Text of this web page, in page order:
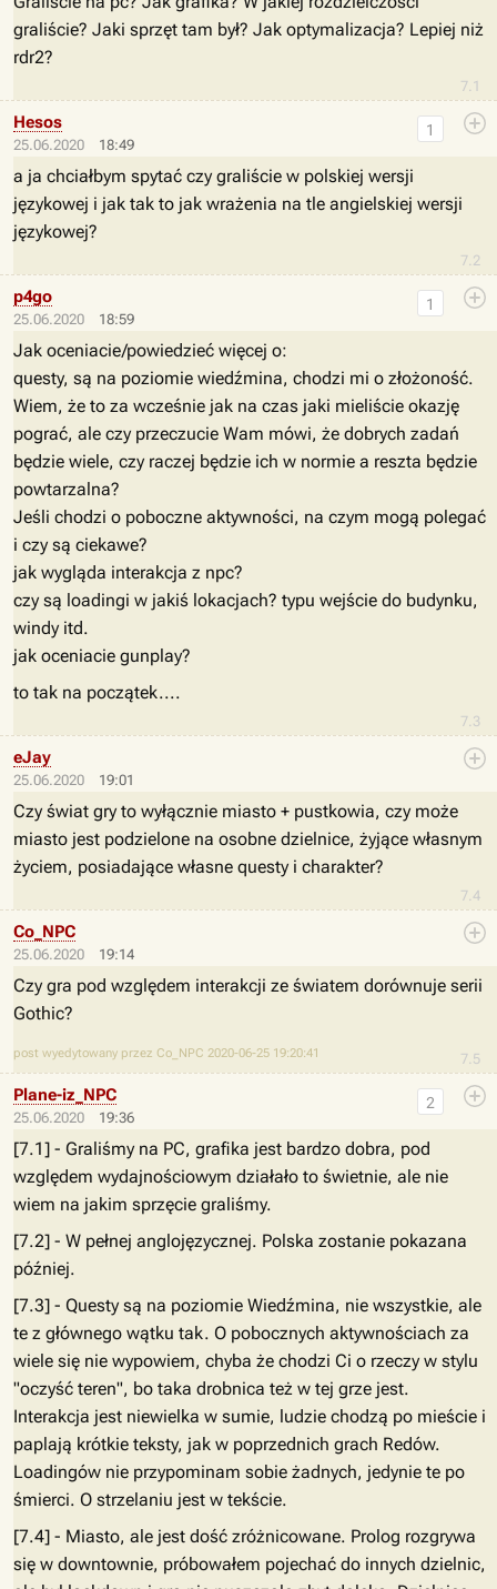
7.1
graliście? Jaki sprzęt tam był? Jak optymalizacja? Lepiej niż
rdr2?
25.06.2020 18:49
7.2
1
Hesos
a ja chciałbym spytać czy graliście w polskiej wersji
językowej i jak tak to jak wrażenia na tle angielskiej wersji
językowej?
25.06.2020 18:59
7.3
1
p4go
Jak oceniacie/powiedzieć więcej o:
questy, są na poziomie wiedźmina, chodzi mi o złożoność.
Wiem, że to za wcześnie jak na czas jaki mieliście okazję
pograć, ale czy przeczucie Wam mówi, że dobrych zadań
będzie wiele, czy raczej będzie ich w normie a reszta będzie
powtarzalna?
Jeśli chodzi o poboczne aktywności, na czym mogą polegać
i czy są ciekawe?
jak wygląda interakcja z npc?
czy są loadingi w jakiś lokacjach? typu wejście do budynku,
windy itd.
jak oceniacie gunplay?
to tak na początek....
25.06.2020 19:01
7.4
eJay
Czy świat gry to wyłącznie miasto + pustkowia, czy może
miasto jest podzielone na osobne dzielnice, żyjące własnym
życiem, posiadające własne questy i charakter?
25.06.2020 19:14
7.5
Co_NPC
Czy gra pod względem interakcji ze światem dorównuje serii
Gothic?
post wyedytowany przez Co_NPC 2020-06-25 19:20:41
25.06.2020 19:36
2
Plane-iz_NPC
[7.1] - Graliśmy na PC, grafika jest bardzo dobra, pod
względem wydajnościowym działało to świetnie, ale nie
wiem na jakim sprzęcie graliśmy.
[7.2] - W pełnej anglojęzycznej. Polska zostanie pokazana
później.
[7.3] - Questy są na poziomie Wiedźmina, nie wszystkie, ale
te z głównego wątku tak. O pobocznych aktywnościach za
wiele się nie wypowiem, chyba że chodzi Ci o rzeczy w stylu
"oczyść teren", bo taka drobnica też w tej grze jest.
Interakcja jest niewielka w sumie, ludzie chodzą po mieście i
paplają krótkie teksty, jak w poprzednich grach Redów.
Loadingów nie przypominam sobie żadnych, jedynie te po
śmierci. O strzelaniu jest w tekście.
[7.4] - Miasto, ale jest dość zróżnicowane. Prolog rozgrywa
się w downtownie, próbowałem pojechać do innych dzielnic,